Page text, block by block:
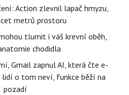
Action zlevnil lapač hmyzu,
metrů prostoru
tlumit i váš krevní oběh,
chodidla
Gmail zapnul AI, která čte e-
lidí o tom neví, funkce běží na
pozadí